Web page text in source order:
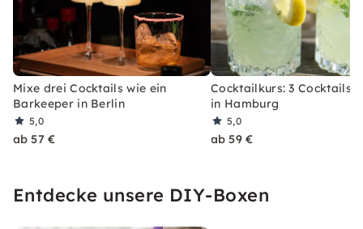
Mixe drei Cocktails wie ein
Barkeeper in Berlin
5,0
ab 57 €
Cocktailkurs: 3 Cocktails
in Hamburg
5,0
ab 59 €
Entdecke unsere DIY-Boxen